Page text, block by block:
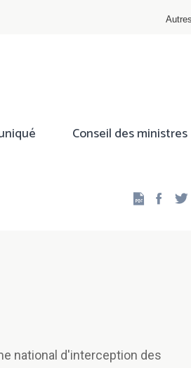
Conseil des ministres
national d'interception des